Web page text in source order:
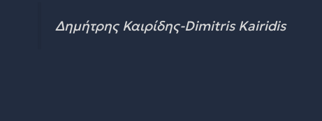
Δημήτρης Καιρίδης-Dimitris Kairidis